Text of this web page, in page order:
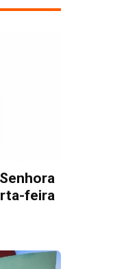
feira